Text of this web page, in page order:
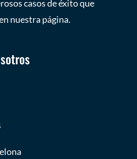
casos de éxito que
nuestra página.